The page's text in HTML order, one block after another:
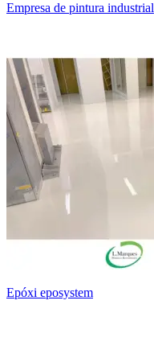
empresa de pintura industrial
epóxi eposystem